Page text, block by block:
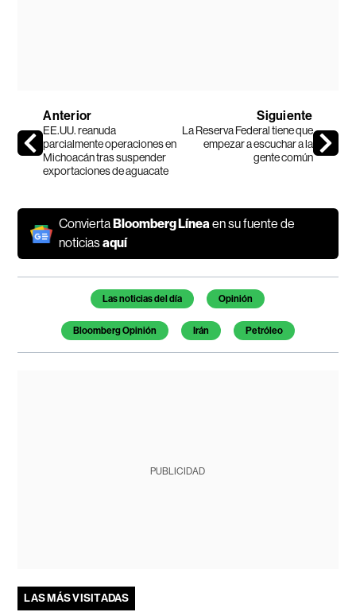
Anterior
EE.UU. reanuda
parcialmente operaciones en
Michoacán tras suspender
exportaciones de aguacate
Siguiente
La Reserva Federal tiene que
empezar a escuchar a la
gente común
Convierta Bloomberg Líneaen su fuente de
noticiasaquí
Temas de este artículo
Las noticias del día Opinión
Bloomberg Opinión Irán Petróleo
PUBLICIDAD
LAS MÁS VISITADAS